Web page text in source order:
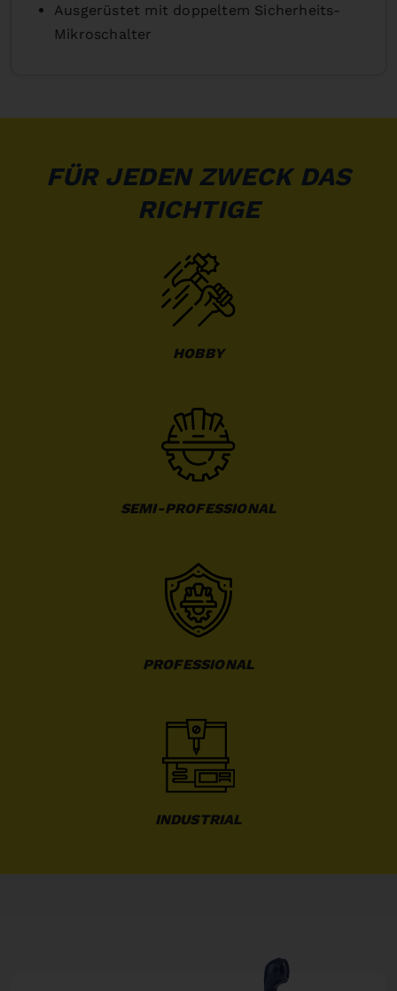
Ausgerüstet mit doppeltem Sicherheits-
Mikroschalter
FÜR JEDEN ZWECK DAS
RICHTIGE
HOBBY
SEMI-PROFESSIONAL
PROFESSIONAL
INDUSTRIAL